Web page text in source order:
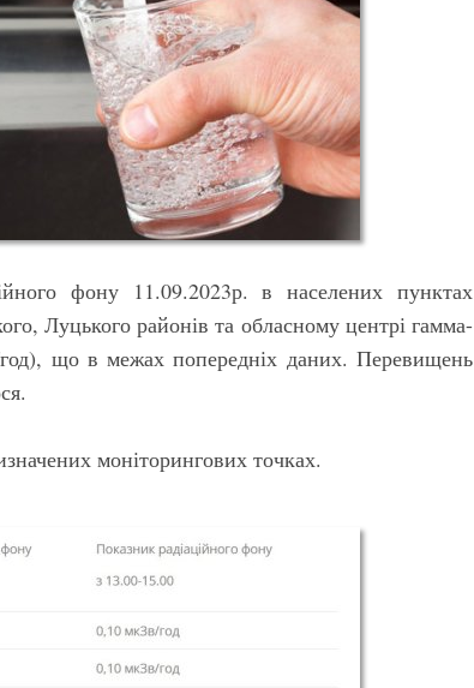
фону 11.09.2023р. в населених пунктах
Луцького районів та обласному центрі гамма-
що в межах попередніх даних. Перевищень
моніторингових точках.